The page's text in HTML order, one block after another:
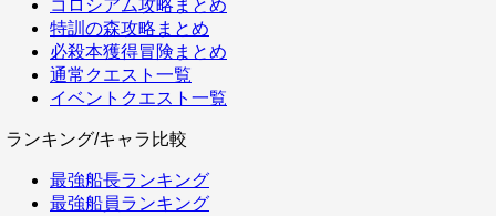
コロシアム攻略まとめ
特訓の森攻略まとめ
必殺本獲得冒険まとめ
通常クエスト一覧
イベントクエスト一覧
ランキング/キャラ比較
最強船長ランキング
最強船員ランキング